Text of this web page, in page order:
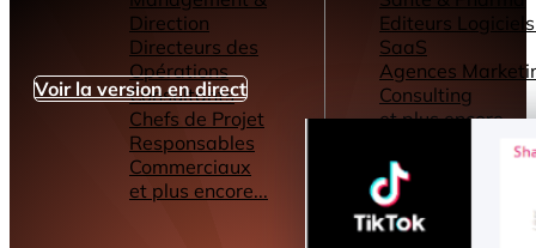
Direction
Directeurs des
Opérations
Consultants
Chefs de Projet
Responsables
Commerciaux
et plus encore...
Editeurs
SaaS
Agences
Consulting
et plus encore...
Voir la version en direct